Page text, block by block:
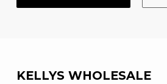
KELLYS WHOLESALE